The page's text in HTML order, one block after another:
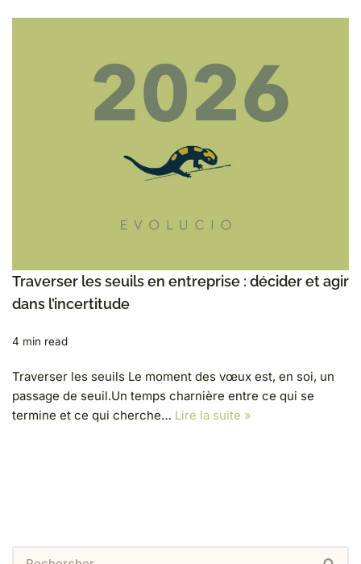
Traverser les seuils en entreprise : décider et agir
dans l’incertitude
4 min read
Traverser les seuils Le moment des vœux est, en soi, un
passage de seuil.Un temps charnière entre ce qui se
termine et ce qui cherche… Lire la suite »